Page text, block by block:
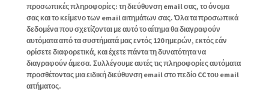
προσωπικές πληροφορίες: τη διεύθυνση email σας, το όνομα
σας και το κείμενο των email αιτημάτων σας. Όλα τα προσωπικά
δεδομένα που σχετίζονται με αυτό το αίτημα θα διαγραφούν
αυτόματα από τα συστήματά μας εντός 120 ημερών, εκτός εάν
ορίσετε διαφορετικά, και έχετε πάντα τη δυνατότητα να
διαγραφούν άμεσα. Συλλέγουμε αυτές τις πληροφορίες αυτόματα
προσθέτοντας μια ειδική διεύθυνση email στο πεδίο CC του email
αιτήματος.